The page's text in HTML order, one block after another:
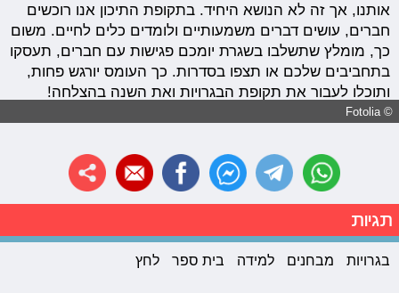
אותנו, אך זה לא הנושא היחיד. בתקופת התיכון אנו רוכשים
חברים, עושים דברים משמעותיים ולומדים כלים לחיים. משום
כך, מומלץ שתשלבו בשגרת יומכם פגישות עם חברים, תעסקו
בתחביבים שלכם או תצפו בסדרות. כך העומס יורגש פחות,
ותוכלו לעבור את תקופת הבגרויות ואת השנה בהצלחה!
© Fotolia
תגיות
בגרויות מבחנים למידה בית ספר לחץ